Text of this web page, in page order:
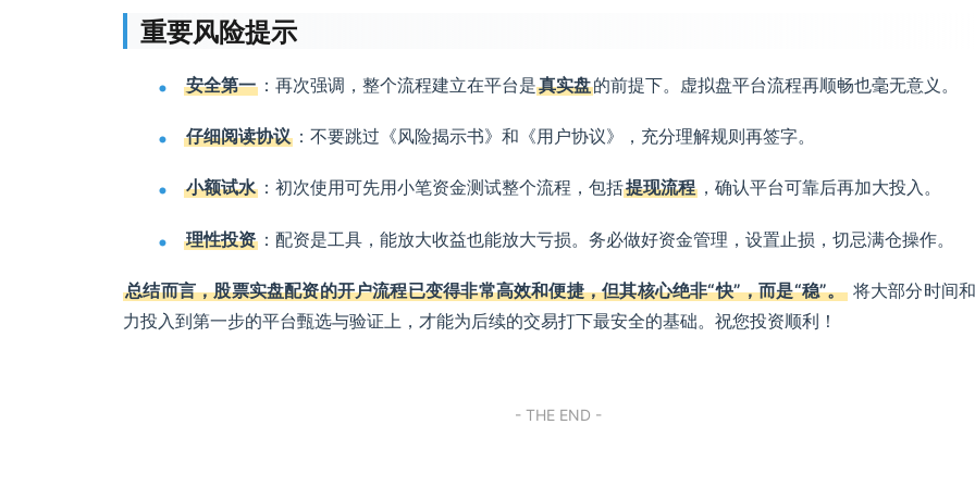
重要风险提示
安全第一 ：再次强调，整个流程建立在平台是真实盘的前提下。虚拟盘平台流程再顺畅也毫无意义。
仔细阅读协议 ：不要跳过《风险揭示书》和《用户协议》，充分理解规则再签字。
小额试水 ：初次使用可先用小笔资金测试整个流程，包括提现流程 ，确认平台可靠后再加大投入。
理性投资 ：配资是工具，能放大收益也能放大亏损。务必做好资金管理，设置止损，切忌满仓操作。
总结而言，股票实盘配资的开户流程已变得非常高效和便捷，但其核心绝非“快”，而是“稳”。将大部分时间
力投入到第一步的平台甄选与验证上，才能为后续的交易打下最安全的基础。祝您投资顺利！
- THE END -